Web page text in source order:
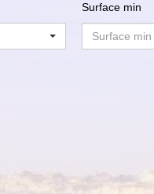
Surface min